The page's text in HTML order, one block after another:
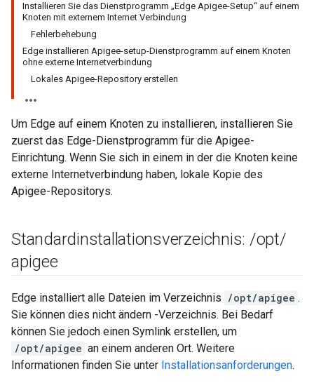
Installieren Sie das Dienstprogramm „Edge Apigee-Setup“ auf einem
Knoten mit externem Internet Verbindung
Fehlerbehebung
Edge installieren Apigee-setup-Dienstprogramm auf einem Knoten
ohne externe Internetverbindung
Lokales Apigee-Repository erstellen
Um Edge auf einem Knoten zu installieren, installieren Sie
zuerst das Edge-Dienstprogramm für die Apigee-
Einrichtung. Wenn Sie sich in einem in der die Knoten keine
externe Internetverbindung haben, lokale Kopie des
Apigee-Repositorys.
Standardinstallationsverzeichnis: /opt/
apigee
Edge installiert alle Dateien im Verzeichnis /opt/apigee .
Sie können dies nicht ändern -Verzeichnis. Bei Bedarf
können Sie jedoch einen Symlink erstellen, um
/opt/apigee an einem anderen Ort. Weitere
Informationen finden Sie unter Installationsanforderungen.